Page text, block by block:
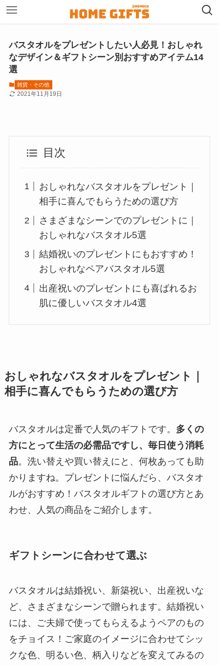
バスタオルをプレゼントしたい人必見！おしゃれ
なデザイン＆ギフトシーン別おすすめアイテム14
選
雑貨・その他
2021年11月19日
目次
おしゃれなバスタオルをプレゼント｜
相手に喜んでもらうための選び方
さまざまなシーンでのプレゼントに｜
おしゃれなバスタオル5選
結婚祝いのプレゼントにもおすすめ！
おしゃれなペアバスタオル5選
出産祝いのプレゼントにも喜ばれるお
肌に優しいバスタオル4選
おしゃれなバスタオルをプレゼント｜
相手に喜んでもらうための選び方
バスタオルは定番で人気のギフトです。 多くの
方にとって生活の必需品ですし、毎日使う消耗
品。洗い替えや買い替えにと、何枚あっても助
かりますね。プレゼントに悩んだら、バスタオ
ルがおすすめ！バスタオルギフトの選び方とあ
わせ、人気の商品をご紹介します。
ギフトシーンに合わせて選ぶ
バスタオルは結婚祝い、新築祝い、出産祝いな
ど、さまざまなシーンで贈られます。結婚祝い
には、ご夫婦で使ってもらえるようペアのもの
をチョイス！ご家庭のイメージに合わせてシッ
クな色、明るい色、柄入りなどを変えてみるの